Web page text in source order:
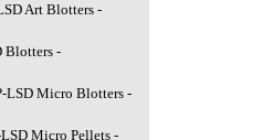
Art Blotters -
Blotters -
LSD Micro Blotters -
Micro Pellets -